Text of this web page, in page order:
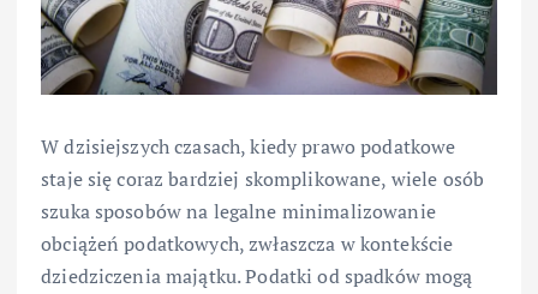
W dzisiejszych czasach, kiedy prawo podatkowe
staje się coraz bardziej skomplikowane, wiele osób
szuka sposobów na legalne minimalizowanie
obciążeń podatkowych, zwłaszcza w kontekście
dziedziczenia majątku. Podatki od spadków mogą